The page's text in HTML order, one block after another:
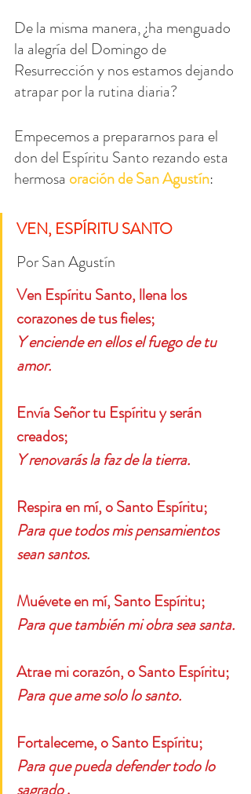
De la misma manera, ¿ha menguado
la alegría del Domingo de
Resurrección y nos estamos dejando
atrapar por la rutina diaria?
Empecemos a prepararnos para el
don del Espíritu Santo rezando esta
hermosa oración de San Agustín:
VEN, ESPÍRITU SANTO
Por San Agustín
Ven Espíritu Santo, llena los
corazones de tus fieles;
Y enciende en ellos el fuego de tu
amor.
Envía Señor tu Espíritu y serán
creados;
Y renovarás la faz de la tierra.
Respira en mí, o Santo Espíritu;
Para que todos mis pensamientos
sean santos.
Muévete en mí, Santo Espíritu;
Para que también mi obra sea santa.
Atrae mi corazón, o Santo Espíritu;
Para que ame solo lo santo.
Fortaleceme, o Santo Espíritu;
Para que pueda defender todo lo
sagrado.